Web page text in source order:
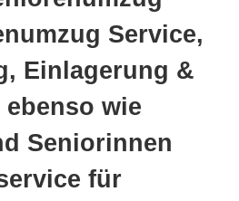
Service,
Einlagerung &
wie
Seniorinnen
für